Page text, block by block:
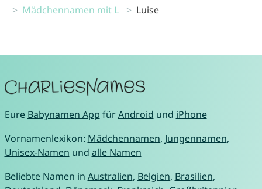
Mädchennamen mit L
Luise
Eure Babynamen App fürAndroid und iPhone
Vornamenlexikon: Mädchennamen, Jungennamen,
Unisex-Namen und alle Namen
Beliebte Namen in Australien, Belgien, Brasilien,